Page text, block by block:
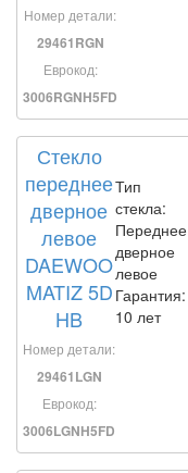
Номер детали:
29461RGN
Еврокод:
3006RGNH5FD
Стекло
переднее
дверное
левое
DAEWOO
MATIZ 5D
HB
Номер детали:
29461LGN
Еврокод:
3006LGNH5FD
Тип
стекла:
Переднее
дверное
левое
Гарантия:
10 лет